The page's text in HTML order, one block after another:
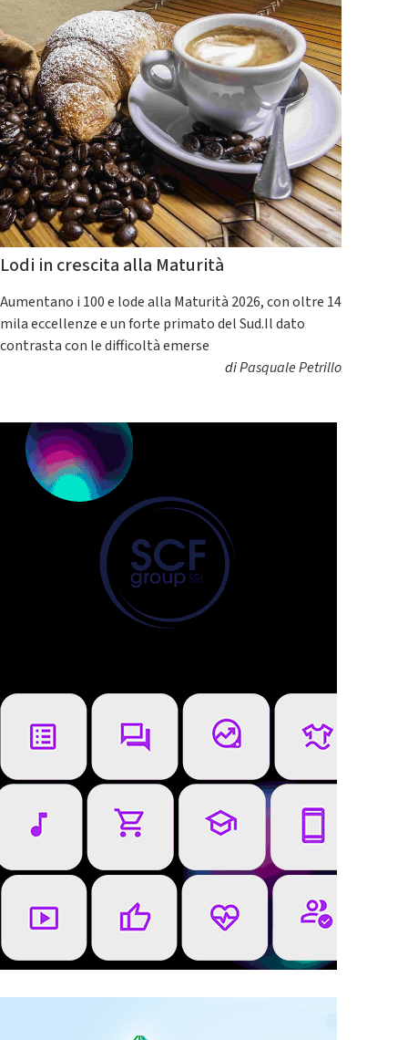
Lodi in crescita alla Maturità
Aumentano i 100 e lode alla Maturità 2026, con oltre 14
mila eccellenze e un forte primato del Sud.Il dato
contrasta con le difficoltà emerse
diPasquale Petrillo